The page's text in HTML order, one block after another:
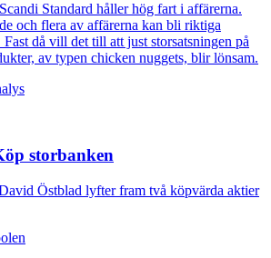
Standard håller hög fart i affärerna.
och flera av affärerna kan bli riktiga
då vill det till att just storsatsningen på
av typen chicken nuggets, blir lönsam.
storbanken
Östblad lyfter fram två köpvärda aktier